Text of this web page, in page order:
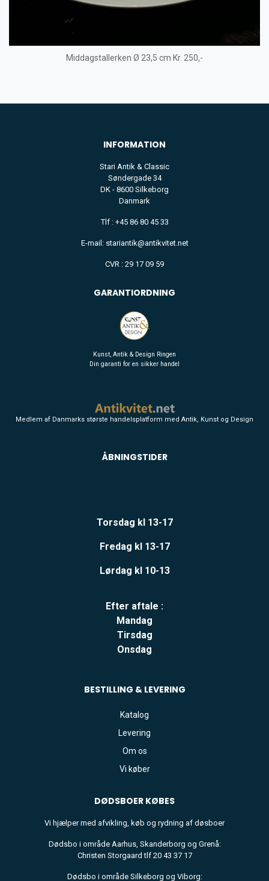
Middagstallerken Ø 23,5 cm Kr. 250,-
INFORMATION
Stari Antik & Classic
Søndergade 34
DK - 8600 Silkeborg
Danmark
Tlf : +45 86 80 45 33
E-mail: stariantik@antikvitet.net
CVR : 29 17 09 59
GARANTIORDNING
Kunst, Antik & Design Ringen
Din garanti for en sikker handel
Medlem af Danmarks største handelsplatform med Antik, Kunst og Design
ÅBNINGSTIDER
Torsdag kl 13-17
Fredag kl 13-17
Lørdag kl 10-13
Efter aftale :
Mandag
Tirsdag
Onsdag
BESTILLING & LEVERING
Katalog
Levering
Om os
Vi køber
DØDSBOER KØBES
Vi hjælper med afvikling, køb og rydning af døsboer
Dødsbo i område Aarhus, Skanderborg og Grenå:
Christen Storgaard tlf 20 43 37 17
Dødsbo i område Silkeborg og Viborg: